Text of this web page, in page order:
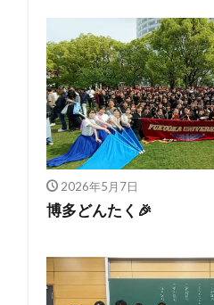
2026年5月7日
博多どんたく🎉